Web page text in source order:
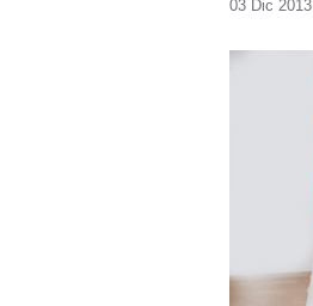
03 Dic 2013